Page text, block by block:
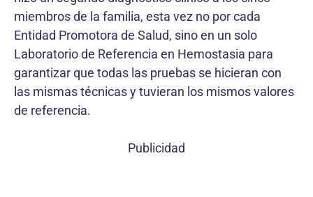
miembros de la familia, esta vez no por cada
Entidad Promotora de Salud, sino en un solo
Laboratorio de Referencia en Hemostasia para
garantizar que todas las pruebas se hicieran con
las mismas técnicas y tuvieran los mismos valores
de referencia.
Publicidad